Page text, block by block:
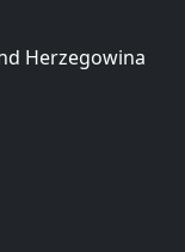
Herzegowina